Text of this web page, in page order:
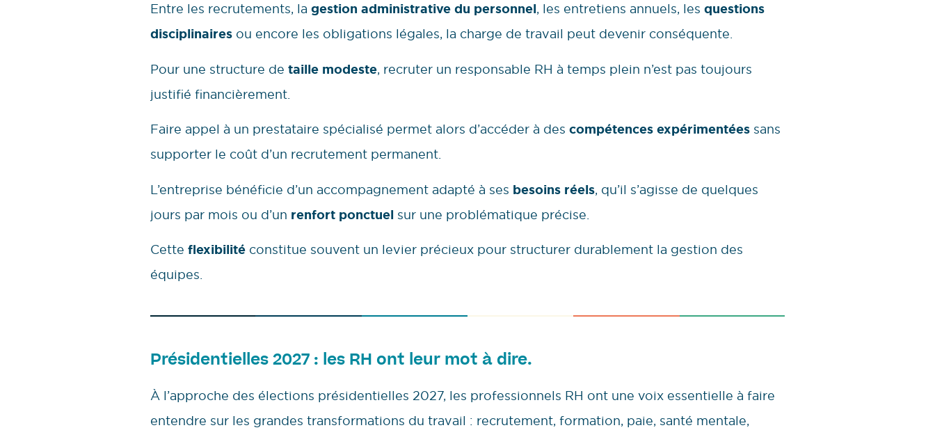
Entre les recrutements, la gestion administrative du personnel, les entretiens annuels, les questions
disciplinaires ou encore les obligations légales, la charge de travail peut devenir conséquente.
Pour une structure de taille modeste, recruter un responsable RH à temps plein n’est pas toujours
justifié financièrement.
Faire appel à un prestataire spécialisé permet alors d’accéder à des compétences expérimentées sans
supporter le coût d’un recrutement permanent.
L’entreprise bénéficie d’un accompagnement adapté à ses besoins réels, qu’il s’agisse de quelques
jours par mois ou d’un renfort ponctuel sur une problématique précise.
Cette flexibilité constitue souvent un levier précieux pour structurer durablement la gestion des
équipes.
Présidentielles 2027 : les RH ont leur mot à dire.
À l’approche des élections présidentielles 2027, les professionnels RH ont une voix essentielle à faire
entendre sur les grandes transformations du travail : recrutement, formation, paie, santé mentale,